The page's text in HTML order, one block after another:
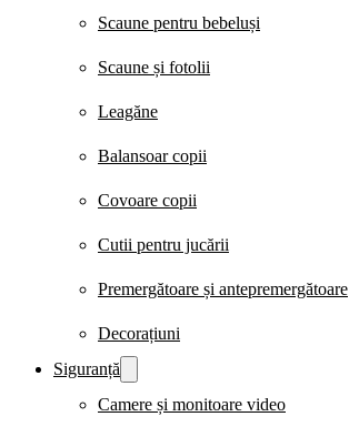
Scaune pentru bebeluși
Scaune și fotolii
Leagăne
Balansoar copii
Covoare copii
Cutii pentru jucării
Premergătoare și antepremergătoare
Decorațiuni
Siguranță
Camere și monitoare video